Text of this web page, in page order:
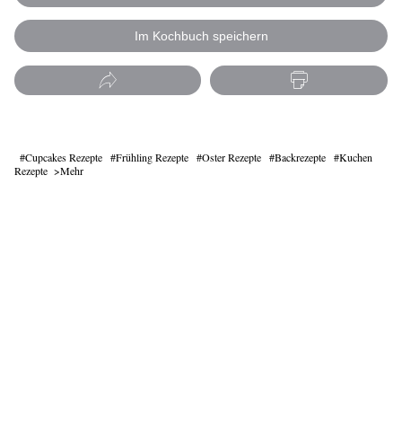
Im Kochbuch speichern
Cupcakes Rezepte Frühling Rezepte Oster Rezepte Backrezepte
Kuchen
Rezepte
Mehr